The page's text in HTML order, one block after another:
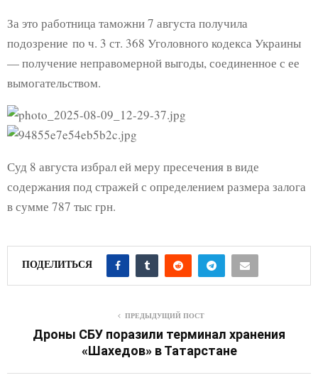
За это работница таможни 7 августа получила
подозрение по ч. 3 ст. 368 Уголовного кодекса Украины
— получение неправомерной выгоды, соединенное с ее
вымогательством.
Суд 8 августа избрал ей меру пресечения в виде
содержания под стражей с определением размера залога
в сумме 787 тыс грн.
ПОДЕЛИТЬСЯ
ПРЕДЫДУЩИЙ ПОСТ
Дроны СБУ поразили терминал хранения
«Шахедов» в Татарстане